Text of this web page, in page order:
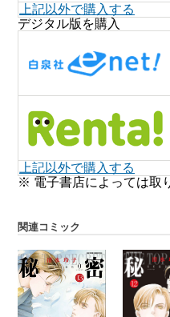
上記以外で購入する
デジタル版を購入
上記以外で購入する
※ 電子書店によっては取
関連コミック